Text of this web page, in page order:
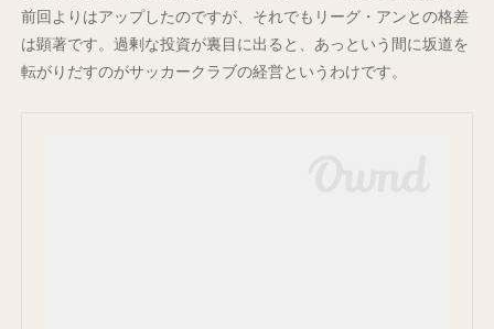
前回よりはアップしたのですが、それでもリーグ・アンとの格差
は顕著です。過剰な投資が裏目に出ると、あっという間に坂道を
転がりだすのがサッカークラブの経営というわけです。